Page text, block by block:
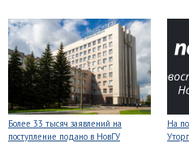
Более 33 тысяч заявлений на
поступление подано в НовГУ
На